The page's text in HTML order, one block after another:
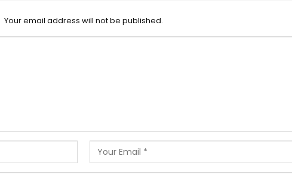
Your email address will not be published.